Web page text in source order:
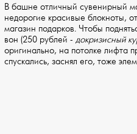
В башне отличный сувенирный
недорогие красивые блокноты,
магазин подарков. Чтобы
вон (250 рублей - докризисный
оригинально, на потолке лифта
спускались, заснял его, тоже